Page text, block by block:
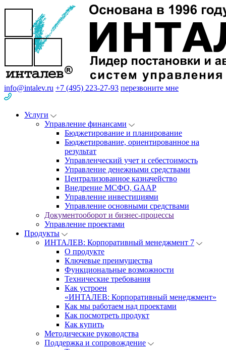
info@intalev.ru +7 (495) 223-27-93 перезвоните мне
Услуги
Управление финансами
Бюджетирование и планирование
Бюджетирование, ориентированное на
результат
Управленческий учет и себестоимость
Управление денежными средствами
Централизованное казначейство
Внедрение МСФО, GAAP
Управление инвестициями
Управление основными средствами
Документооборот и бизнес-процессы
Управление проектами
Продукты
ИНТАЛЕВ: Корпоративный менеджмент 7
О продукте
Ключевые преимущества
Функциональные возможности
Технические требования
Как устроен
«ИНТАЛЕВ: Корпоративный менеджмент»
Как мы работаем над проектами
Как посмотреть продукт
Как купить
Методические руководства
Поддержка и сопровождение